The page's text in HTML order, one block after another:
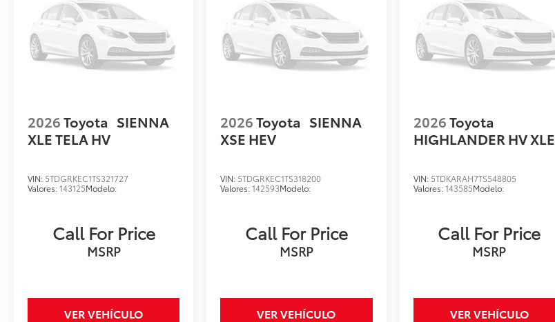
2026Toyota SIENNA
XLE TELA HV
VIN: 5TDGRKEC1TS321727
Valores:143125Modelo:
Call For Price
MSRP
VER VEHÍCULO
2026Toyota SIENNA
XSE HEV
VIN: 5TDGRKEC1TS318200
Valores:142593Modelo:
Call For Price
MSRP
VER VEHÍCULO
2026Toyota
HIGHLANDER HV XLE
VIN: 5TDKARAH7TS548805
Valores:143585Modelo:
Call For Price
MSRP
VER VEHÍCULO